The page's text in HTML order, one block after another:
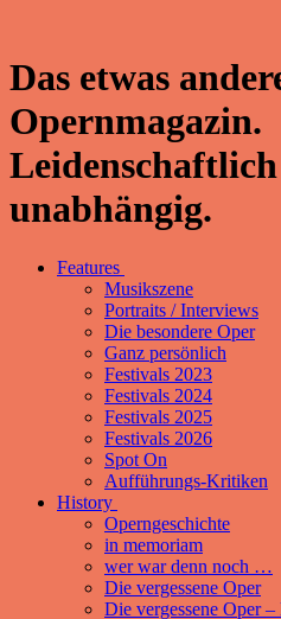
Das etwas
Opernmagazin.
unabhängig.
Features
Musikszene
Portraits / Interviews
Die besondere Oper
Ganz persönlich
Festivals 2023
Festivals 2024
Festivals 2025
Festivals 2026
Spot On
Aufführungs-Kritiken
History
Operngeschichte
in memoriam
wer war denn noch …
Die vergessene Oper
Die vergessene Oper